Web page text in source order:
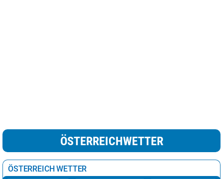
ÖSTERREICHWETTER
ÖSTERREICH WETTER